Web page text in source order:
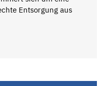
Entsorgung aus